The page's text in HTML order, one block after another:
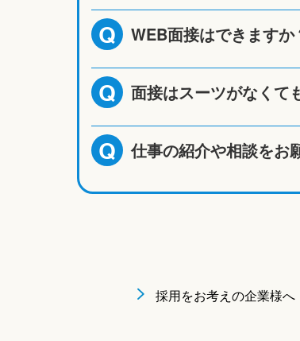
Q WEB面接はできますか
Q 面接はスーツがなくて
Q 仕事の紹介や相談をお
採用をお考えの企業様へ